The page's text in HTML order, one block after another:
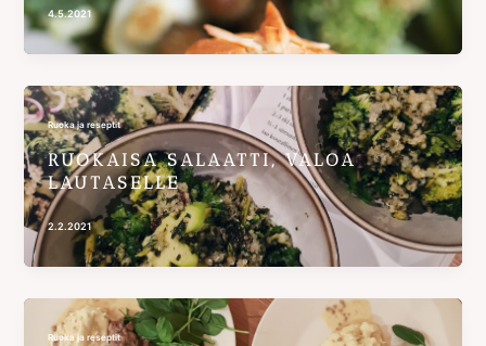
4.5.2021
Ruoka ja reseptit
RUOKAISA SALAATTI, VALOA
LAUTASELLE
2.2.2021
Ruoka ja reseptit